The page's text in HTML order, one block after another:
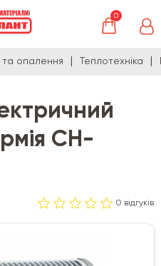
0
та опалення Теплотехніка
CH-
0 відгуків